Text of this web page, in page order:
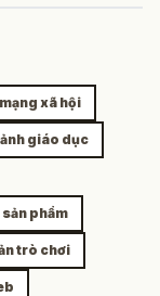
xã hội
giáo dục
phẩm
trò chơi